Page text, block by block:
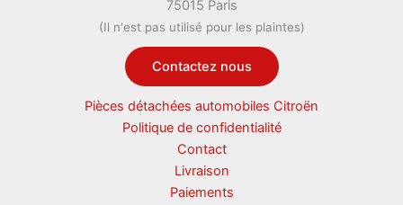
75015 Paris
(Il n'est pas utilisé pour les plaintes)
Contactez nous
Pièces détachées automobiles Citroën
Politique de confidentialité
Contact
Livraison
Paiements